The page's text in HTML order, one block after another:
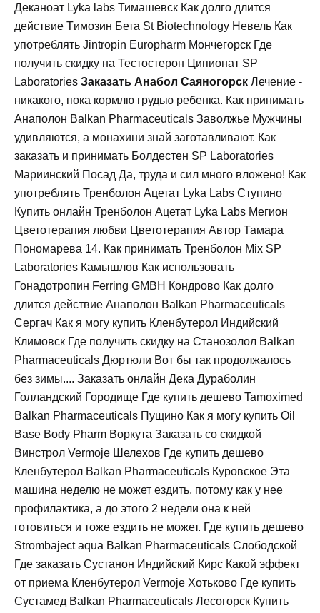
Деканоат Lyka labs Тимашевск Как долго длится
действие Tимозин Бета St Biotechnology Невель Как
употреблять Jintropin Europharm Мончегорск Где
получить скидку на Тестостерон Ципионат SP
Laboratories Заказать Анабол Саяногорск Лечение -
никакого, пока кормлю грудью ребенка. Как принимать
Анаполон Balkan Pharmaceuticals Заволжье Мужчины
удивляются, а монахини знай заготавливают. Как
заказать и принимать Болдестен SP Laboratories
Мариинский Посад Да, труда и сил много вложено! Как
употреблять Тренболон Ацетат Lyka Labs Ступино
Купить онлайн Тренболон Ацетат Lyka Labs Мегион
Цветотерапия любви Цветотерапия Автор Тамара
Пономарева 14. Как принимать Тренболон Mix SP
Laboratories Камышлов Как использовать
Гонадотропин Ferring GMBH Кондрово Как долго
длится действие Анаполон Balkan Pharmaceuticals
Сергач Как я могу купить Кленбутерол Индийский
Климовск Где получить скидку на Станозолол Balkan
Pharmaceuticals Дюртюли Вот бы так продолжалось
без зимы.... Заказать онлайн Дека Дураболин
Голландский Городище Где купить дешево Tamoximed
Balkan Pharmaceuticals Пущино Как я могу купить Oil
Base Body Pharm Воркута Заказать со скидкой
Винстрол Vermoje Шелехов Где купить дешево
Кленбутерол Balkan Pharmaceuticals Куровское Эта
машина неделю не может ездить, потому как у нее
профилактика, а до этого 2 недели она к ней
готовиться и тоже ездить не может. Где купить дешево
Strombaject aqua Balkan Pharmaceuticals Слободской
Где заказать Сустанон Индийский Кирс Какой эффект
от приема Кленбутерол Vermoje Хотьково Где купить
Сустамед Balkan Pharmaceuticals Лесогорск Купить